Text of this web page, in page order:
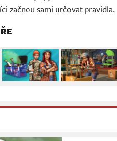
začnou sami určovat pravidla.